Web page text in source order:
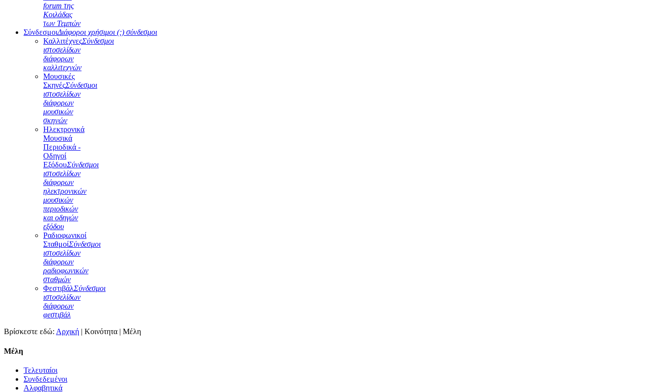
forum της
Κοιλάδας
των Τεμπών
ΣύνδεσμοιΔιάφοροι χρήσιμοι (;) σύνδεσμοι
ΚαλλιτέχνεςΣύνδεσμοι
ιστοσελίδων
διάφορων
καλλιτεχνών
Μουσικές
ΣκηνέςΣύνδεσμοι
ιστοσελίδων
διάφορων
μουσικών
σκηνών
Ηλεκτρονικά
Μουσικά
Περιοδικά -
Οδηγοί
ΕξόδουΣύνδεσμοι
ιστοσελίδων
διάφορων
ηλεκτρονικών
μουσικών
περιοδικών
και οδηγών
εξόδου
Ραδιοφωνικοί
ΣταθμοίΣύνδεσμοι
ιστοσελίδων
διάφορων
ραδιοφωνικών
σταθμών
ΦεστιβάλΣύνδεσμοι
ιστοσελίδων
διάφορων
φεστιβάλ
Βρίσκεστε εδώ: Αρχική | Κοινότητα | Μέλη
Μέλη
Τελευταίοι
Συνδεδεμένοι
Αλφαβητικά